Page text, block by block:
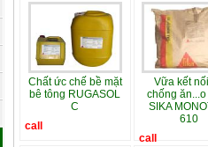
Chất ức chế bề mặt
bê tông RUGASOL
C
call
Vữa kết
chống
SIKA
610
call